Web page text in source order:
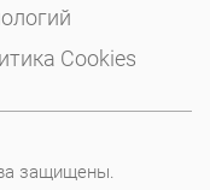
Cookies
защищены.